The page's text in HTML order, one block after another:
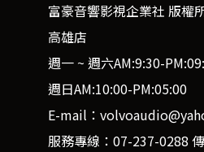
富豪音響影視企業社 版權
高雄店
週一 ~ 週六AM:9:30-
週日AM:10:00-PM:05:00
E-mail：
服務專線：07-237-0288